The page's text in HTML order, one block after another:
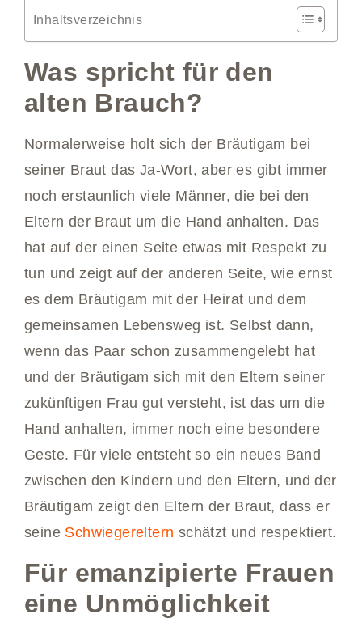
Inhaltsverzeichnis
Was spricht für den
alten Brauch?
Normalerweise holt sich der Bräutigam bei
seiner Braut das Ja-Wort, aber es gibt immer
noch erstaunlich viele Männer, die bei den
Eltern der Braut um die Hand anhalten. Das
hat auf der einen Seite etwas mit Respekt zu
tun und zeigt auf der anderen Seite, wie ernst
es dem Bräutigam mit der Heirat und dem
gemeinsamen Lebensweg ist. Selbst dann,
wenn das Paar schon zusammengelebt hat
und der Bräutigam sich mit den Eltern seiner
zukünftigen Frau gut versteht, ist das um die
Hand anhalten, immer noch eine besondere
Geste. Für viele entsteht so ein neues Band
zwischen den Kindern und den Eltern, und der
Bräutigam zeigt den Eltern der Braut, dass er
seine Schwiegereltern schätzt und respektiert.
Für emanzipierte Frauen
eine Unmöglichkeit